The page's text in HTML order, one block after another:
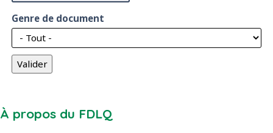
Genre de document
À propos du FDLQ